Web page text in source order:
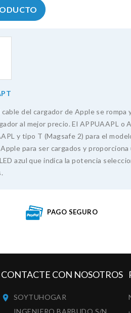
del cargador de Apple se
al mejor precio. El APPUAAPL
y tipo T (Magsafe 2) para el
para ser cargados y
azul que indica la potencia
PAGO SEGURO
CONTACTE CON NOSOTROS
 SOYTUHOGAR